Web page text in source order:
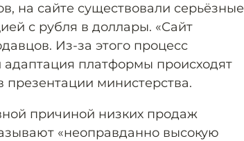
на сайте существовали серьёзные
с рубля в доллары. «Сайт
Из-за этого процесс
платформы происходят
презентации министерства.
причиной низких продаж
«неоправданно высокую